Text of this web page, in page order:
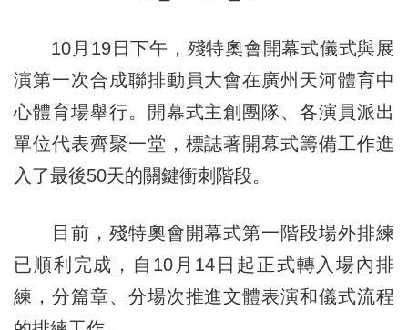
10月19日下午，殘特奧會開幕式儀式與展
演第一次合成聯排動員大會在廣州天河體育中
心體育場舉行。開幕式主創團隊、各演員派出
單位代表齊聚一堂，標誌著開幕式籌備工作進
入了最後50天的關鍵衝刺階段。
目前，殘特奧會開幕式第一階段場外排練
已順利完成，自10月14日起正式轉入場內排
練，分篇章、分場次推進文體表演和儀式流程